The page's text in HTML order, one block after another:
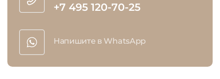
+7 495 120-70-25
Напишите в WhatsApp